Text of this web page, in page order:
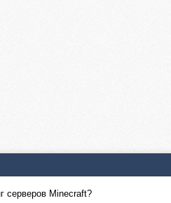
серверов Minecraft?